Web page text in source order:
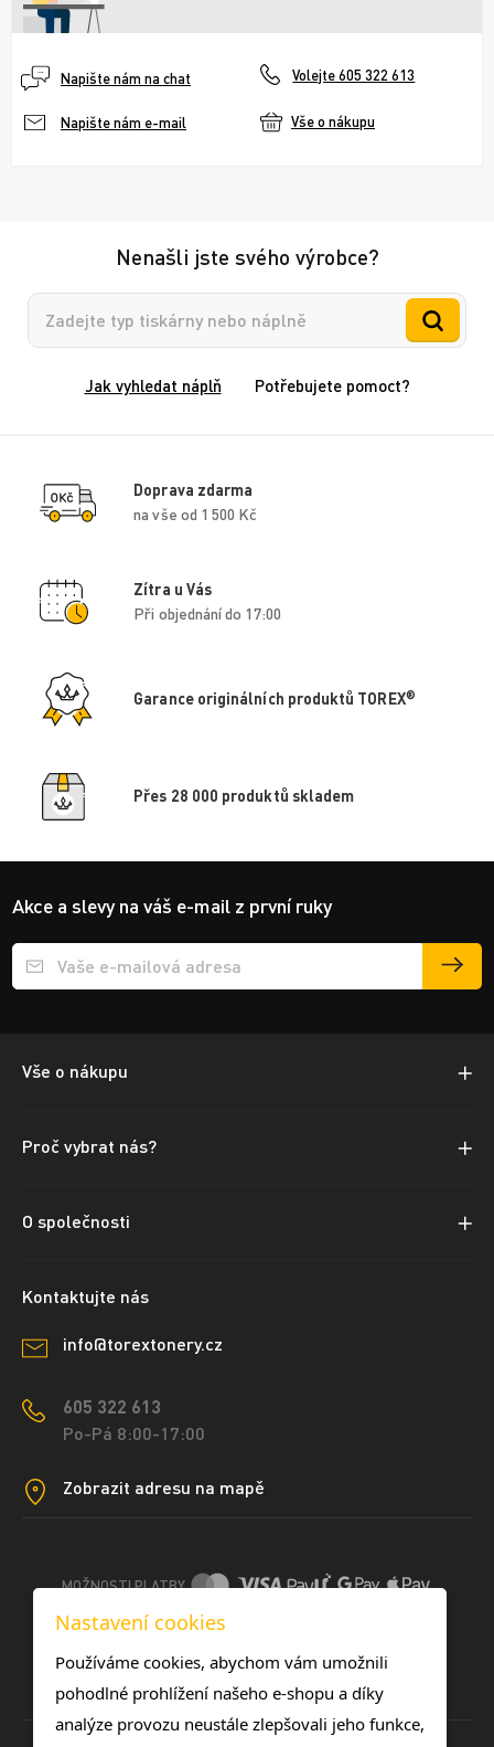
Napište nám na chat Volejte 605 322 613
Napište nám e-mail Vše o nákupu
Nenašli jste svého výrobce?
Vyhledávání
Jak vyhledat náplň Potřebujete pomoct?
Doprava zdarma
na vše od 1 500 Kč
Zítra u Vás
Při objednání do 17:00
Garance originálních produktů TOREX®
Přes 28 000 produktů skladem
Akce a slevy na váš e-mail z první ruky
Přihlášení e-mailu k odběru
Vše o nákupu
Proč vybrat nás?
O společnosti
Kontaktujte nás
info@torextonery.cz
605 322 613
Po-Pá 8:00-17:00
Zobrazit adresu na mapě
MOŽNOSTI PLATBY
DOPRAVNÍ METODY
Nastavení cookies
Používáme cookies, abychom vám umožnili
pohodlné prohlížení našeho e-shopu a díky
analýze provozu neustále zlepšovali jeho funkce,